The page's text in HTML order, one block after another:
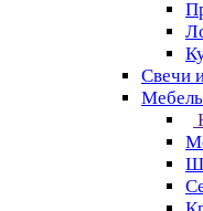
Свечи
Мебель